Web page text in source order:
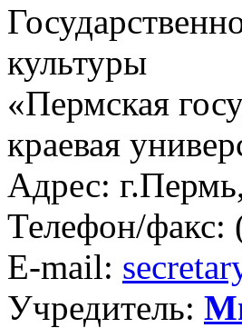
культуры
«Пермская
краевая
Адрес:
Телефон/факс:
E-mail:
Учредитель: